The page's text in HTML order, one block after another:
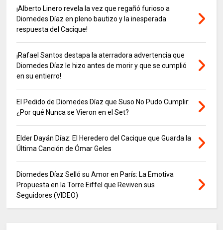
¡Alberto Linero revela la vez que regañó furioso a
Diomedes Díaz en pleno bautizo y la inesperada
respuesta del Cacique!
¡Rafael Santos destapa la aterradora advertencia que
Diomedes Díaz le hizo antes de morir y que se cumplió
en su entierro!
El Pedido de Diomedes Díaz que Suso No Pudo Cumplir:
¿Por qué Nunca se Vieron en el Set?
Elder Dayán Díaz: El Heredero del Cacique que Guarda la
Última Canción de Ómar Geles
Diomedes Díaz Selló su Amor en París: La Emotiva
Propuesta en la Torre Eiffel que Reviven sus
Seguidores (VIDEO)